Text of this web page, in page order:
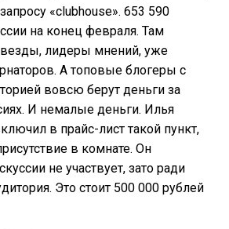
«clubhouse». 653 590
на конец февраля. Там
лидеры мнений, уже
А топовые блогеры с
вовсю берут деньги за
И немалые деньги. Илья
в прайс-лист такой пункт,
в комнате. Он
не участвует, зато ради
Это стоит 500 000 рублей